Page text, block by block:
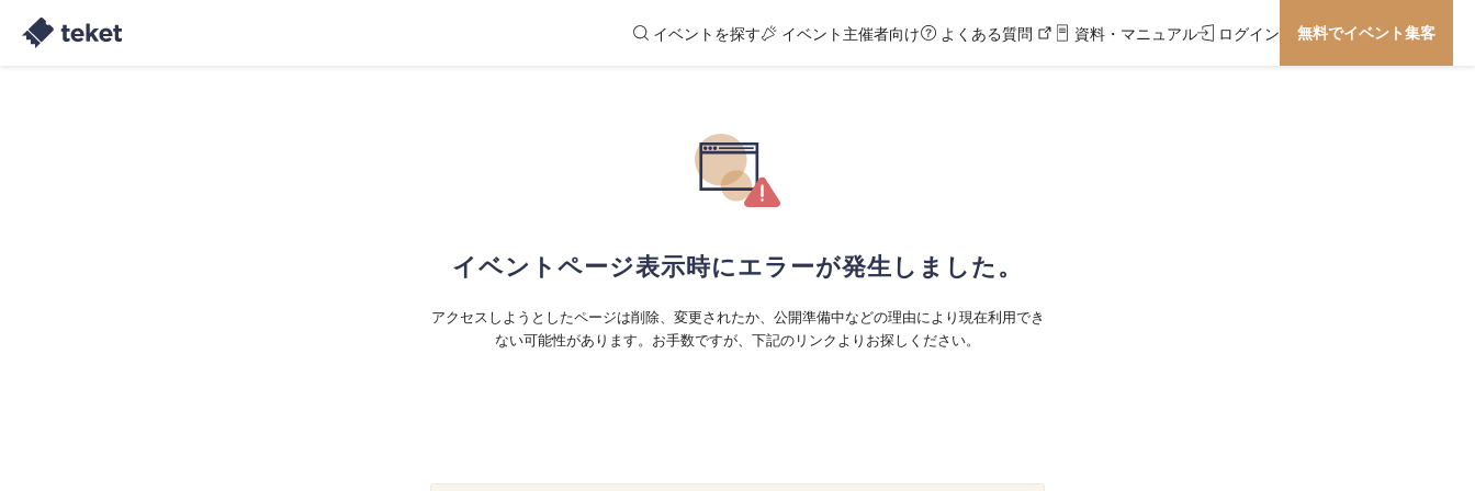
イベントを探す イベント主催者向け よくある質問 資料・マニュアル ログイン 無料でイベント集客
イベントページ表示時にエラーが発生しました。
アクセスしようとしたページは削除、変更されたか、公開準備中などの理由により現在利用でき
ない可能性があります。お手数ですが、下記のリンクよりお探しください。